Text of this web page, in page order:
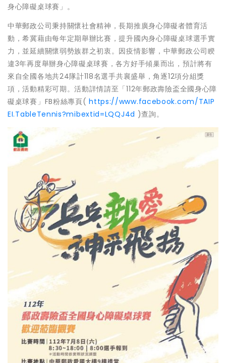
身心障礙桌球賽」。
中華郵政公司秉持關懷社會精神，長期推廣身心障礙者體育活
動，希冀藉由每年定期舉辦比賽，提升國內身心障礙桌球選手實
力，並延續關懷弱勢族群之初衷。因疫情影響，中華郵政公司睽
違3年再度舉辦身心障礙桌球賽，各方好手傾巢而出，預計將有
來自全國各地共24隊計118名選手共襄盛舉，角逐12項分組獎
項，活動精彩可期。活動詳情請至「112年郵政壽險盃全國身心障
礙桌球賽」FB粉絲專頁(https://www.facebook.com/TAIP
EI.TableTennis?mibextid=LQQJ4d )查詢。